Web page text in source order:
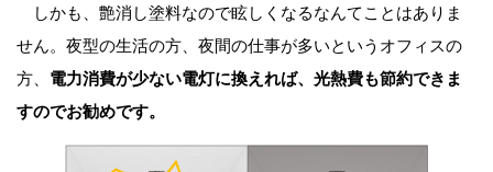
しかも、艶消し塗料なので眩しくなるなんてことはありま
せん。夜型の生活の方、夜間の仕事が多いというオフィスの
方、 電力消費が少ない電灯に換えれば、光熱費も節約できま
すのでお勧めです。